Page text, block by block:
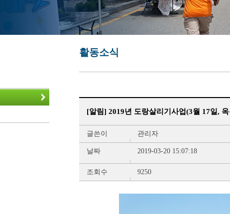
활동소식
[알림] 2019년 도랑살리기사업(3월 17일,
글쓴이 관리자
날짜 2019-03-20 15:07:18
조회수 9250